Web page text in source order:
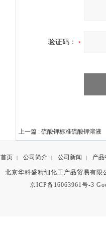
验证码：
上一篇 : 硫酸钾标准硫酸钾溶液
首页 | 公司简介 | 公司新闻 | 产品
北京华科盛精细化工产品贸易有
京ICP备16063961号-3